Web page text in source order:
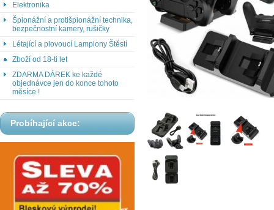
Elektronika
Špionážní a protišpionážní technika,
bezpečnostní kamery, rušičky
Létající a plovoucí Lampiony Štěstí
Zboží od 18-ti let
ZDARMA DÁREK ke každé
objednávce jen do konce tohoto
měsíce !
Probíhající akce: